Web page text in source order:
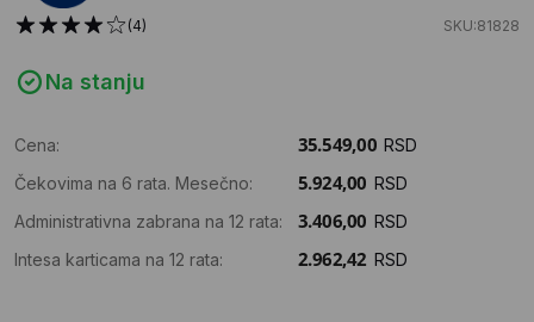
(4) SKU:81828
Na stanju
Cena:
RSD
Čekovima na 6 rata. Mesečno:
RSD
Administrativna zabrana na 12 rata:
RSD
Intesa karticama na 12 rata:
RSD